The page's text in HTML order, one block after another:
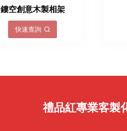
鏤空創意木製相架
快速查詢
禮品紅專業客製